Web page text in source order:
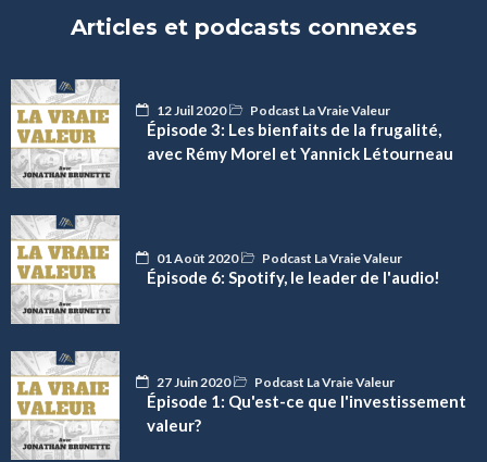
Articles et podcasts connexes
12 Juil 2020 Podcast La Vraie Valeur
Épisode 3: Les bienfaits de la frugalité,
avec Rémy Morel et Yannick Létourneau
01 Août 2020 Podcast La Vraie Valeur
Épisode 6: Spotify, le leader de l'audio!
27 Juin 2020 Podcast La Vraie Valeur
Épisode 1: Qu'est-ce que l'investissement
valeur?